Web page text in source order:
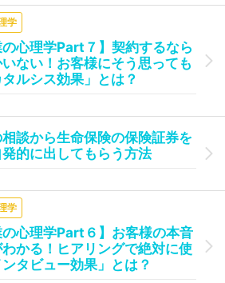
学
の心理学Part７】契約するなら
ない！お客様にそう思っても
ルシス効果」とは？
談から生命保険の保険証券を
的に出してもらう方法
学
の心理学Part６】お客様の本音
かる！ヒアリングで絶対に使
タビュー効果」とは？